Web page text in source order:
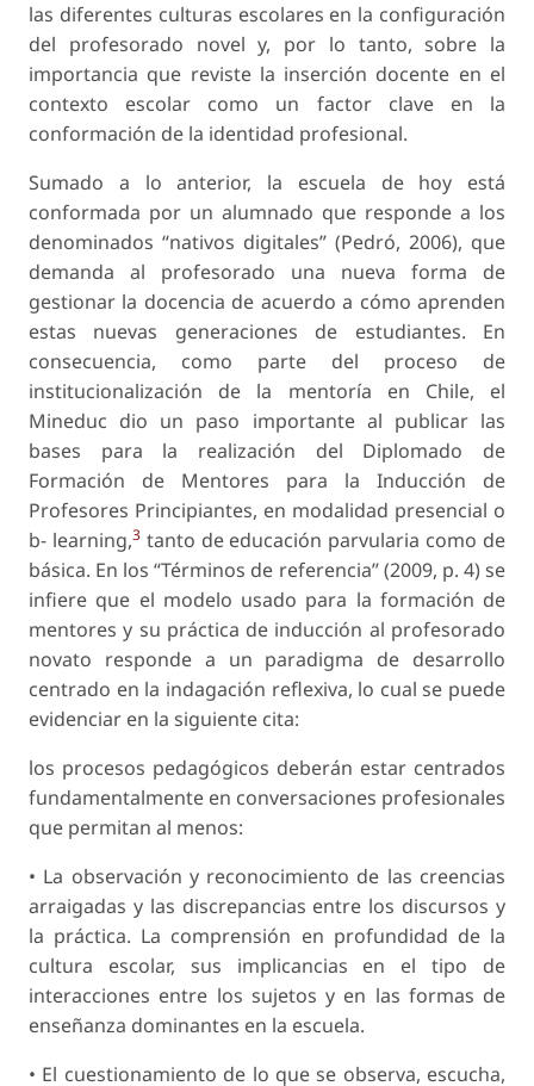
las diferentes culturas escolares en la configuración
del profesorado novel y, por lo tanto, sobre la
importancia que reviste la inserción docente en el
contexto escolar como un factor clave en la
conformación de la identidad profesional.
Sumado a lo anterior, la escuela de hoy está
conformada por un alumnado que responde a los
denominados “nativos digitales” (Pedró, 2006), que
demanda al profesorado una nueva forma de
gestionar la docencia de acuerdo a cómo aprenden
estas nuevas generaciones de estudiantes. En
consecuencia, como parte del proceso de
institucionalización de la mentoría en Chile, el
Mineduc dio un paso importante al publicar las
bases para la realización del Diplomado de
Formación de Mentores para la Inducción de
Profesores Principiantes, en modalidad presencial o
b- learning,3tanto de educación parvularia como de
básica. En los “Términos de referencia” (2009, p. 4) se
infiere que el modelo usado para la formación de
mentores y su práctica de inducción al profesorado
novato responde a un paradigma de desarrollo
centrado en la indagación reflexiva, lo cual se puede
evidenciar en la siguiente cita:
los procesos pedagógicos deberán estar centrados
fundamentalmente en conversaciones profesionales
que permitan al menos:
• La observación y reconocimiento de las creencias
arraigadas y las discrepancias entre los discursos y
la práctica. La comprensión en profundidad de la
cultura escolar, sus implicancias en el tipo de
interacciones entre los sujetos y en las formas de
enseñanza dominantes en la escuela.
• El cuestionamiento de lo que se observa, escucha,